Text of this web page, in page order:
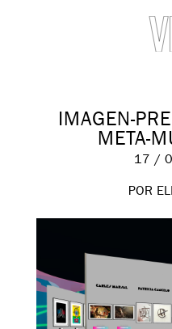
IMAGEN-
META-
17 /
POR